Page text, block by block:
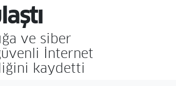
ve siber
İnternet
kaydetti